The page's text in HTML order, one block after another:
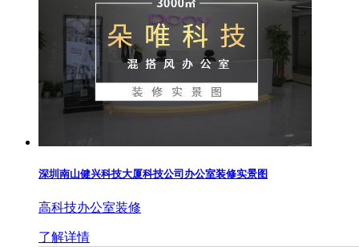
深圳南山健兴科技大厦科技公司办公室装修实景图
高科技办公室装修
了解详情